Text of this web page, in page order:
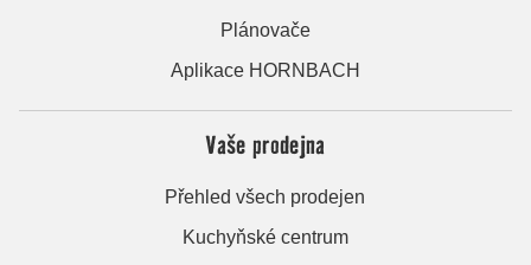
Plánovače
Aplikace HORNBACH
Vaše prodejna
Přehled všech prodejen
Kuchyňské centrum